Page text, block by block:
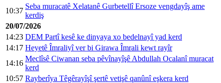
10:37
Seba muracatê Xelatanê Gurbetellî Ersoze vengdayîş ame
kerdiş
20/07/2026
14:23 DEM Partî kesê ke dinyaya xo bedelnayî yad kerd
14:17 Heyetê Îmraliyî ver bi Girawa Îmrali kewt rayîr
14:16
Meclîsê Ciwanan seba pêvînayîşê Abdullah Ocalanî muracat
kerd
10:57 Rayberîya Têgêrayîşî şertê vetişê qanûnî eşkera kerd